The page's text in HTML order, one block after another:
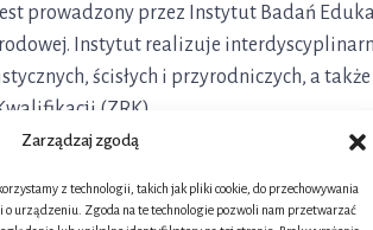
Zarządzaj zgodą
z technologii, takich jak pliki cookie, do przechowywania
o urządzeniu. Zgoda na te technologie pozwoli nam przetwarzać
prowadzony przez Instytut Badań
Instytut realizuje
ścisłych i przyrodniczych, a
(ZRK).